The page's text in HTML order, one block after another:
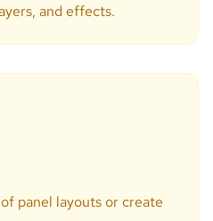
and effects.
panel layouts or create